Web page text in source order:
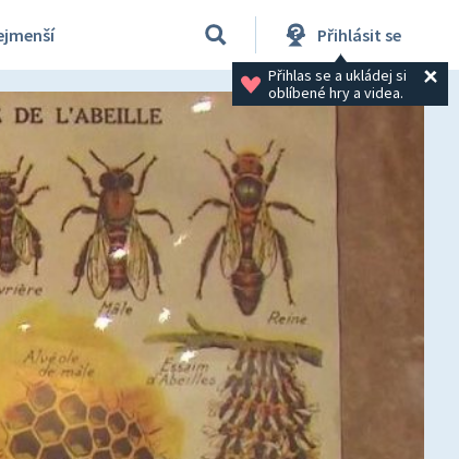
Přihlásit se
Přihlas se a ukládej si
oblíbené hry a videa.